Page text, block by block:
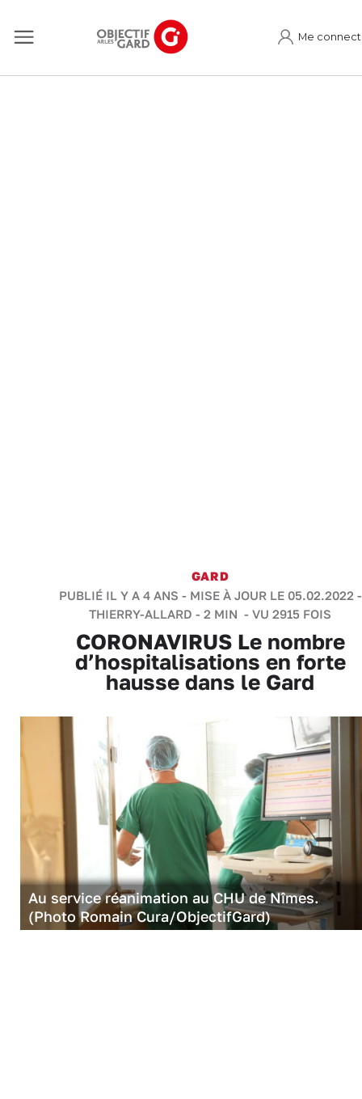
Me
GARD
PUBLIÉ IL Y A 4 ANS - MISE À JOUR LE 05.02.2022 -
THIERRY-ALLARD - 2 MIN - VU 2915 FOIS
CORONAVIRUS Le nombre
d’hospitalisations en forte
hausse dans le Gard
Au service réanimation au CHU de Nîmes.
(Photo Romain Cura/ObjectifGard)